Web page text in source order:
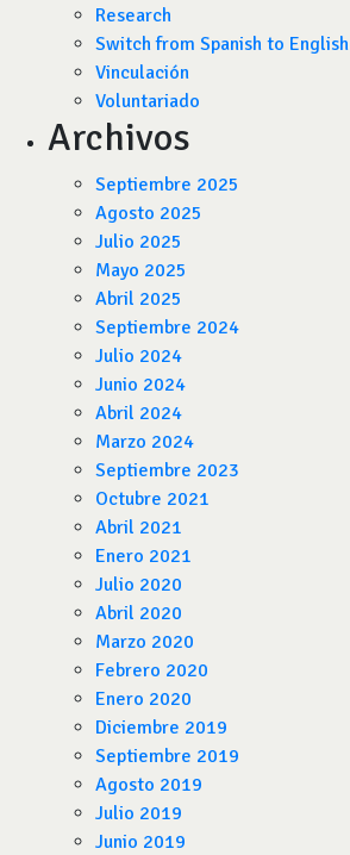
Research
Switch from Spanish to English
Vinculación
Voluntariado
Archivos
Septiembre 2025
Agosto 2025
Julio 2025
Mayo 2025
Abril 2025
Septiembre 2024
Julio 2024
Junio 2024
Abril 2024
Marzo 2024
Septiembre 2023
Octubre 2021
Abril 2021
Enero 2021
Julio 2020
Abril 2020
Marzo 2020
Febrero 2020
Enero 2020
Diciembre 2019
Septiembre 2019
Agosto 2019
Julio 2019
Junio 2019